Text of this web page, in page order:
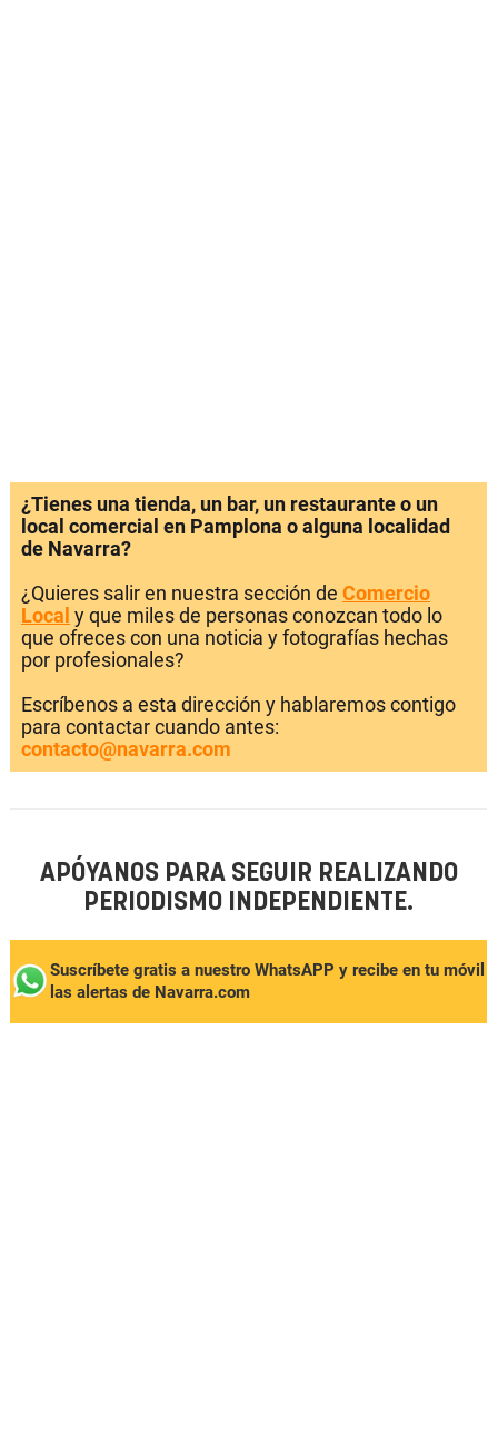
¿Tienes una tienda, un bar, un restaurante o un
local comercial en Pamplona o alguna localidad
de Navarra?
¿Quieres salir en nuestra sección de Comercio
Local y que miles de personas conozcan todo lo
que ofreces con una noticia y fotografías hechas
por profesionales?
Escríbenos a esta dirección y hablaremos contigo
para contactar cuando antes:
contacto@navarra.com
APÓYANOS PARA SEGUIR REALIZANDO
PERIODISMO INDEPENDIENTE.
Suscríbete gratis a nuestro WhatsAPP y recibe en tu móvil
las alertas de Navarra.com